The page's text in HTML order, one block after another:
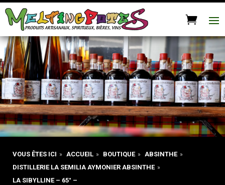
VOUS ÊTES ICI » ACCUEIL » BOUTIQUE » ABSINTHE »
DISTILLERIE LA SEMILIA AYMONIER ABSINTHE »
LA SIBYLLINE – 65° –